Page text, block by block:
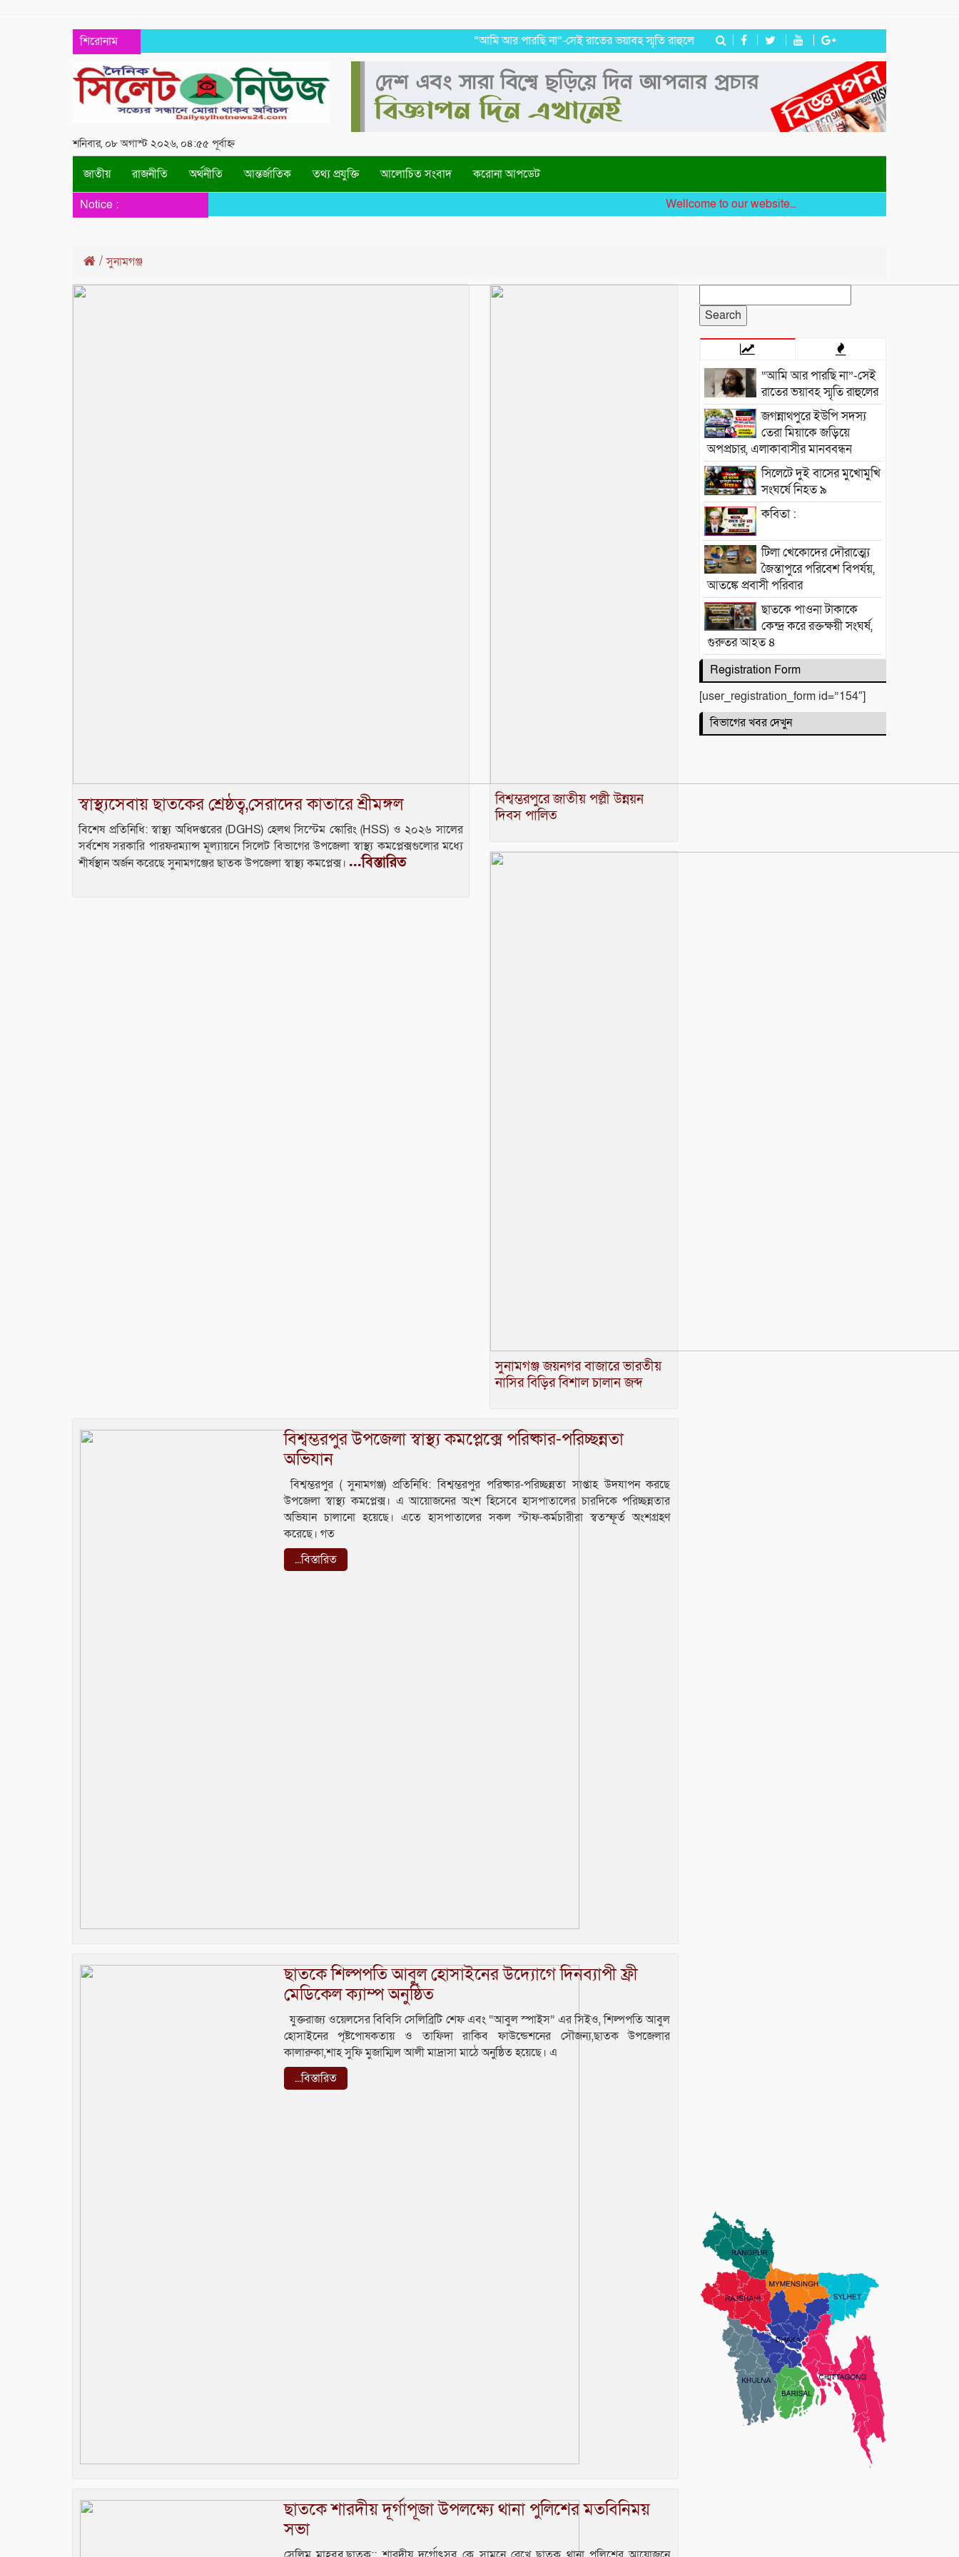
শিরোনাম “আমি আর পারছি না”-সেই রাতের ভয়াবহ স্মৃতি রাহুলের জগন্নাথপুরে ইউপি সদস্য তেরা মিয়াকে জড়িয়ে অপপ্রচার,
শনিবার, ০৮ অগাস্ট ২০২৬, ০৪:৫৫ পূর্বাহ্ন
জাতীয় রাজনীতি অর্থনীতি আন্তর্জাতিক তথ্য প্রযুক্তি আলোচিত সংবাদ
করোনা আপডেট
Notice :
Wellcome to our website...
/সুনামগঞ্জ
স্বাস্থ্যসেবায় ছাতকের শ্রেষ্ঠত্ব,সেরাদের কাতারে শ্রীমঙ্গল
বিশেষ প্রতিনিধি: স্বাস্থ্য অধিদপ্তরের (DGHS) হেলথ সিস্টেম স্কোরিং (HSS) ও ২০২৬ সালের
সর্বশেষ সরকারি পারফরম্যান্স মূল্যায়নে সিলেট বিভাগের উপজেলা স্বাস্থ্য কমপ্লেক্সগুলোর মধ্যে
শীর্ষস্থান অর্জন করেছে সুনামগঞ্জের ছাতক উপজেলা স্বাস্থ্য কমপ্লেক্স। ...বিস্তারিত
বিশ্বম্ভরপুরে জাতীয় পল্লী উন্নয়ন
দিবস পালিত
সুনামগঞ্জ জয়নগর বাজারে ভারতীয়
নাসির বিড়ির বিশাল চালান জব্দ
বিশ্বম্ভরপুর উপজেলা স্বাস্থ্য কমপ্লেক্সে পরিষ্কার-পরিচ্ছন্নতা
অভিযান
বিশ্বম্ভরপুর ( সুনামগঞ্জ) প্রতিনিধি: বিশ্বম্ভরপুর পরিষ্কার-পরিচ্ছন্নতা সাপ্তাহ উদযাপন করছে
উপজেলা স্বাস্থ্য কমপ্লেক্স। এ আয়োজনের অংশ হিসেবে হাসপাতালের চারদিকে পরিচ্ছন্নতার
অভিযান চালানো হয়েছে। এতে হাসপাতালের সকল স্টাফ-কর্মচারীরা স্বতস্ফূর্ত অংশগ্রহণ
করেছে। গত
...বিস্তারিত
ছাতকে শিল্পপতি আবুল হোসাইনের উদ্যোগে দিনব্যাপী ফ্রী
মেডিকেল ক্যাম্প অনুষ্ঠিত
যুক্তরাজ্য ওয়েলসের বিবিসি সেলিব্রিটি শেফ এবং “আবুল স্পাইস” এর সিইও, শিল্পপতি আবুল
হোসাইনের পৃষ্টপোষকতায় ও তাফিদা রাকিব ফাউন্ডেশনের সৌজন্য,ছাতক উপজেলার
কালারুকা,শাহ সুফি মুজাম্মিল আলী মাদ্রাসা মাঠে অনুষ্ঠিত হয়েছে। এ
...বিস্তারিত
ছাতকে শারদীয় দূর্গাপূজা উপলক্ষ্যে থানা পুলিশের মতবিনিময়
সভা
for:
“আমি আর পারছি না”-সেই
রাতের ভয়াবহ স্মৃতি রাহুলের
জগন্নাথপুরে ইউপি সদস্য
তেরা মিয়াকে জড়িয়ে
অপপ্রচার, এলাকাবাসীর মানববন্ধন
সিলেটে দুই বাসের মুখোমুখি
সংঘর্ষে নিহত ৯
কবিতা :
টিলা খেকোদের দৌরাত্ম্যে
জৈন্তাপুরে পরিবেশ বিপর্যয়,
আতঙ্কে প্রবাসী পরিবার
‎​ছাতকে পাওনা টাকাকে
কেন্দ্র করে রক্তক্ষয়ী সংঘর্ষ,
গুরুতর আহত ৪
মনু সেচ প্রকল্পের
জলাবদ্ধতা নিয়ে কৃষকদের
প্রতিবাদ
সরকারি প্রাথমিক বিদ্যালয়ে
Registration Form
[user_registration_form id=”154″]
বিভাগের খবর দেখুন